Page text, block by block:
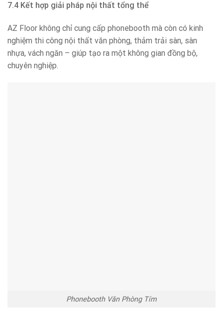
7.4 Kết hợp giải pháp nội thất tổng thể
AZ Floor không chỉ cung cấp phonebooth mà còn có kinh
nghiệm thi công nội thất văn phòng, thảm trải sàn, sàn
nhựa, vách ngăn – giúp tạo ra một không gian đồng bộ,
chuyên nghiệp.
Phonebooth Văn Phòng Tím